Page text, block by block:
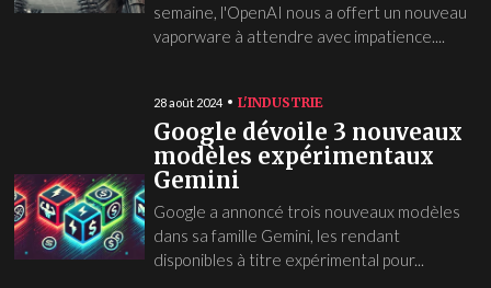
semaine, l'OpenAI nous a offert un nouveau
vaporware à attendre avec impatience....
28 août 2024 L'INDUSTRIE
Google dévoile 3 nouveaux
modèles expérimentaux
Gemini
Google a annoncé trois nouveaux modèles
dans sa famille Gemini, les rendant
disponibles à titre expérimental pour...